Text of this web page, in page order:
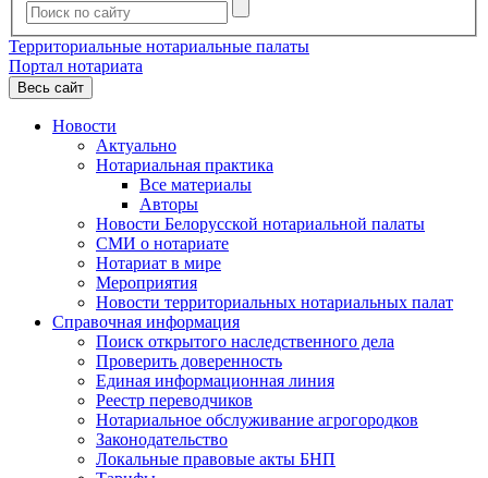
Территориальные нотариальные палаты
Портал нотариата
Весь сайт
Новости
Актуально
Нотариальная практика
Все материалы
Авторы
Новости Белорусской нотариальной палаты
СМИ о нотариате
Нотариат в мире
Мероприятия
Новости территориальных нотариальных палат
Справочная информация
Поиск открытого наследственного дела
Проверить доверенность
Единая информационная линия
Реестр переводчиков
Нотариальное обслуживание агрогородков
Законодательство
Локальные правовые акты БНП